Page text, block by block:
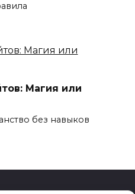
Магия или
без навыков